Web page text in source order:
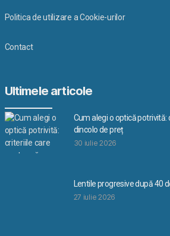
Politica de utilizare a Cookie-urilor
Contact
Ultimele articole
Cum alegi o optică
dincolo de preț
30 iulie 2026
Lentile progresive după 40
27 iulie 2026